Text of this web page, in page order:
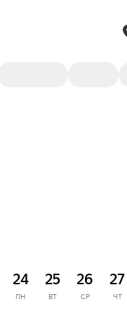
24
ПН
25
ВТ
26
СР
27
ЧТ